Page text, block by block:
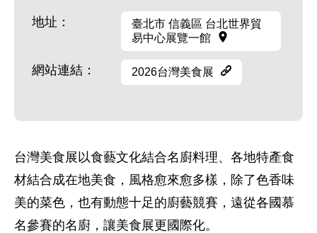
地址：
臺北市 信義區 台北世界貿
易中心展覽一館
網站連結： 2026台灣美食展
台灣美食展以食藝文化結合名廚料理、各地特產食
材結合成在地美食，風格愈來愈多樣，除了色香味
美的菜色，也有動態十足的廚藝競賽，遠從各國慕
名參賽的名廚，讓美食展更國際化。